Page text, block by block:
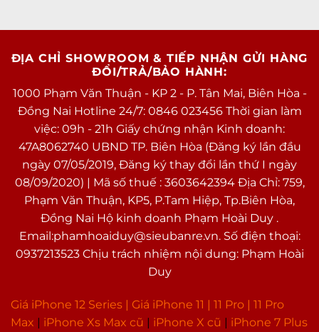
Thông tin khác
Thời điểm ra
mắt
10/2020
ĐỊA CHỈ SHOWROOM & TIẾP NHẬN GỬI HÀNG
ĐỔI/TRẢ/BẢO HÀNH:
1000 Phạm Văn Thuận - KP 2 - P. Tân Mai, Biên Hòa -
Đồng Nai Hotline 24/7: 0846 023456 Thời gian làm
việc: 09h - 21h Giấy chứng nhận Kinh doanh:
47A8062740 UBND TP. Biên Hòa (Đăng ký lần đầu
ngày 07/05/2019, Đăng ký thay đổi lần thứ I ngày
08/09/2020) | Mã số thuế : 3603642394 Địa Chỉ: 759,
Phạm Văn Thuận, KP5, P.Tam Hiệp, Tp.Biên Hòa,
Đồng Nai Hộ kinh doanh Phạm Hoài Duy .
Email:phamhoaiduy@sieubanre.vn. Số điện thoại:
0937213523 Chịu trách nhiệm nội dung: Phạm Hoài
Duy
Giá iPhone 12 Series | Giá iPhone 11 | 11 Pro | 11 Pro
Max | iPhone Xs Max cũ | iPhone X cũ | iPhone 7 Plus